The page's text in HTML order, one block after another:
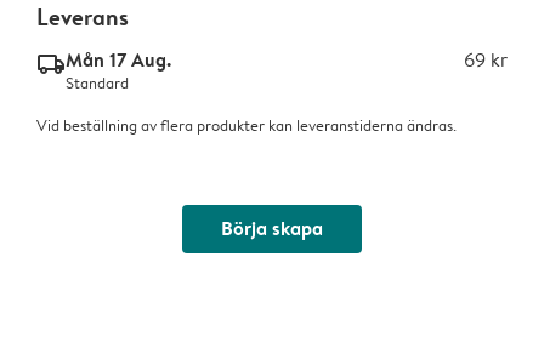
Leverans
delivery_standard_v2Mån 17 Aug. 69 kr
Standard
Vid beställning av flera produkter kan leveranstiderna ändras.
Börja skapa